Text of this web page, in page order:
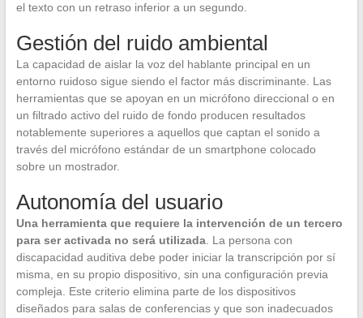
el texto con un retraso inferior a un segundo.
Gestión del ruido ambiental
La capacidad de aislar la voz del hablante principal en un
entorno ruidoso sigue siendo el factor más discriminante. Las
herramientas que se apoyan en un micrófono direccional o en
un filtrado activo del ruido de fondo producen resultados
notablemente superiores a aquellos que captan el sonido a
través del micrófono estándar de un smartphone colocado
sobre un mostrador.
Autonomía del usuario
Una herramienta que requiere la intervención de un tercero
para ser activada no será utilizada. La persona con
discapacidad auditiva debe poder iniciar la transcripción por sí
misma, en su propio dispositivo, sin una configuración previa
compleja. Este criterio elimina parte de los dispositivos
diseñados para salas de conferencias y que son inadecuados